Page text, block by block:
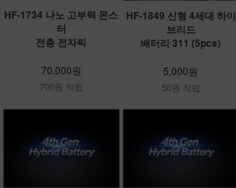
HF-1734 나노 고부력 몬스
터
전층 전자찌
70,000원
700원 적립
HF-1849 신형 4세대 하이
브리드
배터리 311 (5pcs)
5,000원
50원 적립